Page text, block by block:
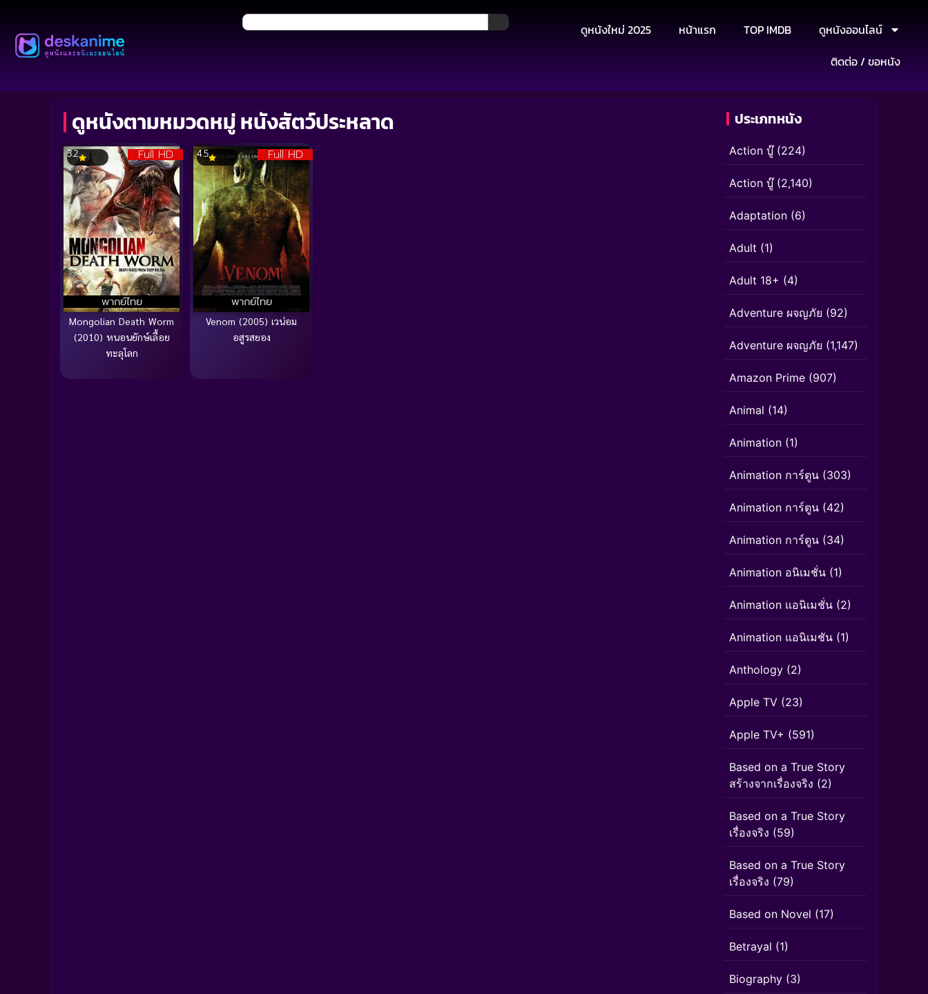
ดูหนังใหม่ 2025 หน้าแรก TOP IMDB
ดูหนังออนไลน์
ติดต่อ / ขอหนัง
ดูหนังตามหมวดหมู่ หนังสัตว์ประหลาด
Full HD
พากย์ไทย
3.2
Mongolian Death Worm
(2010) หนอนยักษ์เลื้อย
ทะลุโลก
Full HD
พากย์ไทย
4.5
Venom (2005) เวน่อม
อสูรสยอง
ประเภทหนัง
Action บู๊(224)
Action บู๊(2,140)
Adaptation (6)
Adult (1)
Adult 18+ (4)
Adventure ผจญภัย (92)
Adventure ผจญภัย (1,147)
Amazon Prime (907)
Animal (14)
Animation (1)
Animation การ์ตูน (303)
Animation การ์ตูน (42)
Animation การ์ตูน (34)
Animation อนิเมชั่น (1)
Animation แอนิเมชั่น (2)
Animation แอนิเมชัน (1)
Anthology (2)
Apple TV (23)
Apple TV+ (591)
Based on a True Story
สร้างจากเรื่องจริง (2)
Based on a True Story
เรื่องจริง (59)
Based on a True Story
เรื่องจริง (79)
Based on Novel (17)
Betrayal (1)
Biography (3)